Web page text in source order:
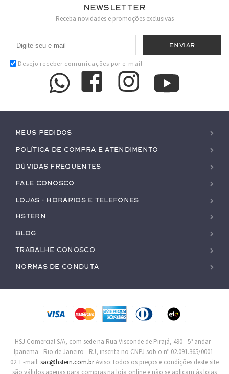
Newsletter
Receba novidades e promoções exclusivas
Desejo receber comunicações por e-mail
Meus pedidos
Política de Compra e Atendimento
Dúvidas Frequentes
Fale conosco
Lojas - Horários e Telefones
HStern
Blog
Trabalhe conosco
Normas de Conduta
HSJ Comercial S/A, com sede na Rua Visconde de Pirajá, 490 - 5º andar -
Ipanema - Rio de Janeiro - RJ, inscrita no CNPJ sob o nº 02.091.365/0001-
02. E-mail: sac@hstern.com.brAviso:Todos os preços e condições deste site
são válidos apenas para compras na loja online e não se aplicam às lojas